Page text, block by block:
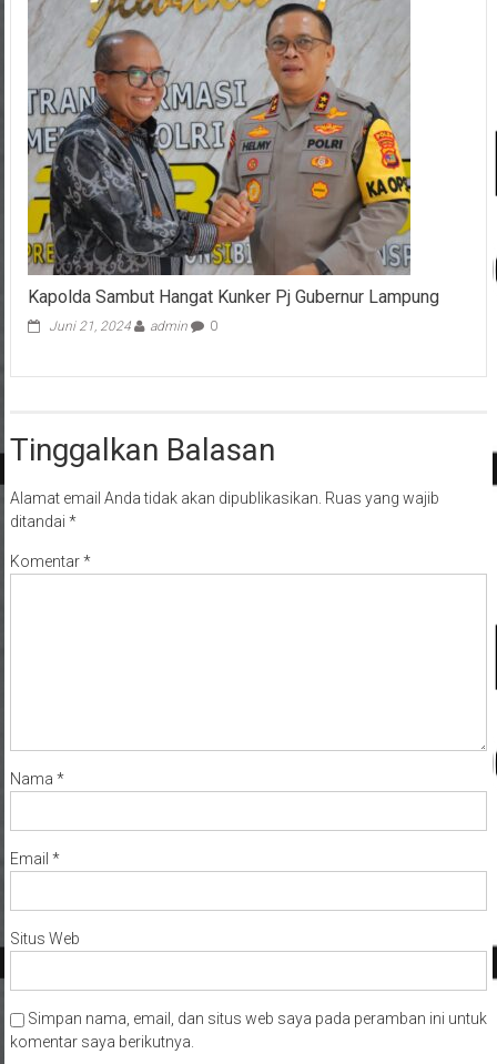
Kapolda Sambut Hangat Kunker Pj Gubernur Lampung
Juni 21, 2024 admin 0
Tinggalkan Balasan
Alamat email Anda tidak akan dipublikasikan. Ruas yang wajib
ditandai *
Komentar*
Nama *
Email *
Situs Web
Simpan nama, email, dan situs web saya pada peramban ini untuk
komentar saya berikutnya.